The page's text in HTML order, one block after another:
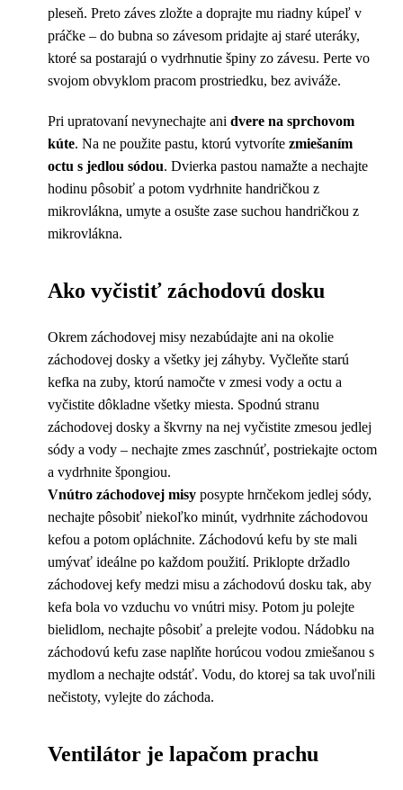
pleseň. Preto záves zložte a doprajte mu riadny kúpeľ v
práčke – do bubna so závesom pridajte aj staré uteráky,
ktoré sa postarajú o vydrhnutie špiny zo závesu. Perte vo
svojom obvyklom pracom prostriedku, bez aviváže.
Pri upratovaní nevynechajte ani dvere na sprchovom
kúte. Na ne použite pastu, ktorú vytvoríte zmiešaním
octu s jedlou sódou. Dvierka pastou namažte a nechajte
hodinu pôsobiť a potom vydrhnite handričkou z
mikrovlákna, umyte a osušte zase suchou handričkou z
mikrovlákna.
Ako vyčistiť záchodovú dosku
Okrem záchodovej misy nezabúdajte ani na okolie
záchodovej dosky a všetky jej záhyby. Vyčleňte starú
kefka na zuby, ktorú namočte v zmesi vody a octu a
vyčistite dôkladne všetky miesta. Spodnú stranu
záchodovej dosky a škvrny na nej vyčistite zmesou jedlej
sódy a vody – nechajte zmes zaschnúť, postriekajte octom
a vydrhnite špongiou.
Vnútro záchodovej misy posypte hrnčekom jedlej sódy,
nechajte pôsobiť niekoľko minút, vydrhnite záchodovou
kefou a potom opláchnite. Záchodovú kefu by ste mali
umývať ideálne po každom použití. Priklopte držadlo
záchodovej kefy medzi misu a záchodovú dosku tak, aby
kefa bola vo vzduchu vo vnútri misy. Potom ju polejte
bielidlom, nechajte pôsobiť a prelejte vodou. Nádobku na
záchodovú kefu zase naplňte horúcou vodou zmiešanou s
mydlom a nechajte odstáť. Vodu, do ktorej sa tak uvoľnili
nečistoty, vylejte do záchoda.
Ventilátor je lapačom prachu